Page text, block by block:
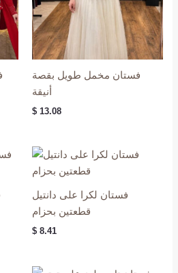
فستان مخمل طويل بقصة
أنيقة
$ 13.08
فستان لكرا على دانتيل
قطعتين بحزام
$ 8.41